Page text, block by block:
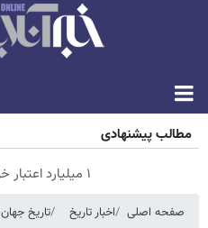
شنبه ۱۷ مرداد ۱۴۰۵
مطالب پیشنهادی
۱ میلیارد اعتبار خرید طلا | بدون ضامن و چک
صفحه اصلی اخبار تاریخ تاریخ جهان